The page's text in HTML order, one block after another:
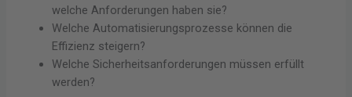
welche Anforderungen haben sie?
Welche Automatisierungsprozesse können die
Effizienz steigern?
Welche Sicherheitsanforderungen müssen erfüllt
werden?